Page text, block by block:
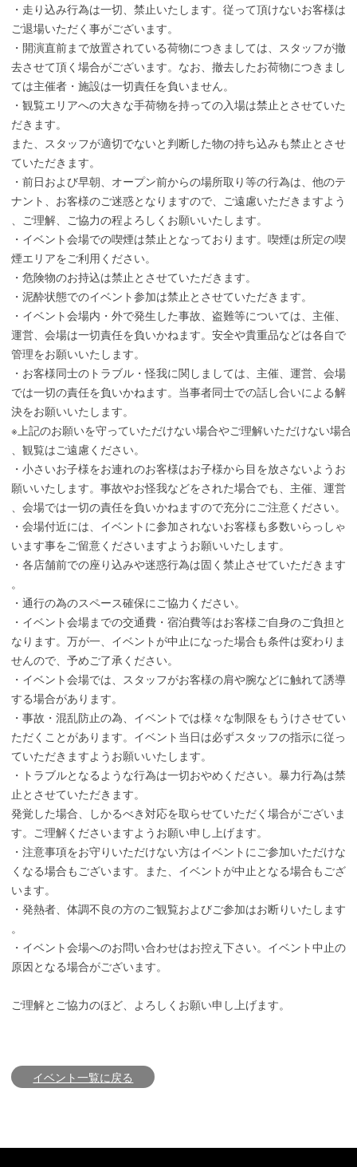
・走り込み行為は一切、禁止いたします。従って頂けないお客様は
ご退場いただく事がございます。
・開演直前まで放置されている荷物につきましては、スタッフが撤
去させて頂く場合がございます。なお、撤去したお荷物につきまし
ては主催者・施設は一切責任を負いません。
・観覧エリアへの大きな手荷物を持っての入場は禁止とさせていた
だきます。
また、スタッフが適切でないと判断した物の持ち込みも禁止とさせ
ていただきます。
・前日および早朝、オープン前からの場所取り等の行為は、他のテ
ナント、お客様のご迷惑となりますので、ご遠慮いただきますよう
、ご理解、ご協力の程よろしくお願いいたします。
・イベント会場での喫煙は禁止となっております。喫煙は所定の喫
煙エリアをご利用ください。
・危険物のお持込は禁止とさせていただきます。
・泥酔状態でのイベント参加は禁止とさせていただきます。
・イベント会場内・外で発生した事故、盗難等については、主催、
運営、会場は一切責任を負いかねます。安全や貴重品などは各自で
管理をお願いいたします。
・お客様同士のトラブル・怪我に関しましては、主催、運営、会場
では一切の責任を負いかねます。当事者同士での話し合いによる解
決をお願いいたします。
※上記のお願いを守っていただけない場合やご理解いただけない場合
、観覧はご遠慮ください。
・小さいお子様をお連れのお客様はお子様から目を放さないようお
願いいたします。事故やお怪我などをされた場合でも、主催、運営
、会場では一切の責任を負いかねますので充分にご注意ください。
・会場付近には、イベントに参加されないお客様も多数いらっしゃ
います事をご留意くださいますようお願いいたします。
・各店舗前での座り込みや迷惑行為は固く禁止させていただきます
。
・通行の為のスペース確保にご協力ください。
・イベント会場までの交通費・宿泊費等はお客様ご自身のご負担と
なります。万が一、イベントが中止になった場合も条件は変わりま
せんので、予めご了承ください。
・イベント会場では、スタッフがお客様の肩や腕などに触れて誘導
する場合があります。
・事故・混乱防止の為、イベントでは様々な制限をもうけさせてい
ただくことがあります。イベント当日は必ずスタッフの指示に従っ
ていただきますようお願いいたします。
・トラブルとなるような行為は一切おやめください。暴力行為は禁
止とさせていただきます。
発覚した場合、しかるべき対応を取らせていただく場合がございま
す。ご理解くださいますようお願い申し上げます。
・注意事項をお守りいただけない方はイベントにご参加いただけな
くなる場合もございます。また、イベントが中止となる場合もござ
います。
・発熱者、体調不良の方のご観覧およびご参加はお断りいたします
。
・イベント会場へのお問い合わせはお控え下さい。イベント中止の
原因となる場合がございます。
ご理解とご協力のほど、よろしくお願い申し上げます。
イベント一覧に戻る